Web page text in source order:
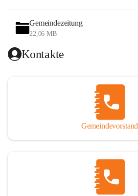
Gemeindezeitung
22,06 MB
Kontakte
Gemeindevorstand